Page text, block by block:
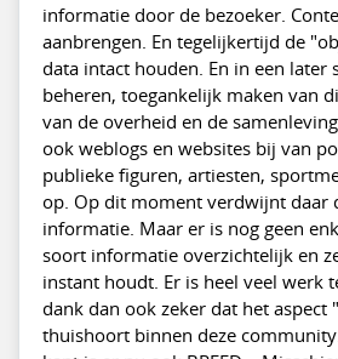
informatie door de bezoeker.
aanbrengen. En tegelijkertijd de
data intact houden. En in een later
beheren, toegankelijk maken van
van de overheid en de
ook weblogs en websites bij van
publieke figuren, artiesten,
op. Op dit moment verdwijnt daar
informatie. Maar er is nog geen
soort informatie overzichtelijk en
instant houdt. Er is heel veel werk
dank dan ook zeker dat het aspect
thuishoort binnen deze